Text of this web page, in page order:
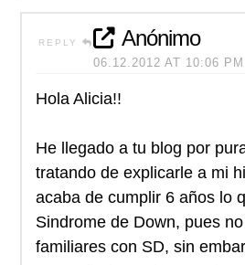
REPLY Anónimo
06.12.2012 AT 10:06 PM
Hola Alicia!!
He llegado a tu blog por
tratando de explicarle a mi
acaba de cumplir 6 años lo
Sindrome de Down, pues
familiares con SD, sin